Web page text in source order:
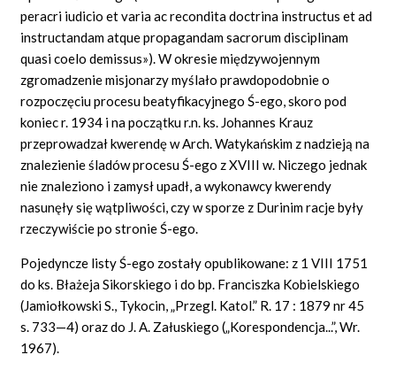
peracri iudicio et varia ac recondita doctrina instructus et ad
instructandam atque propagandam sacrorum disciplinam
quasi coelo demissus»). W okresie międzywojennym
zgromadzenie misjonarzy myślało prawdopodobnie o
rozpoczęciu procesu beatyfikacyjnego Ś-ego, skoro pod
koniec r. 1934 i na początku r.n. ks. Johannes Krauz
przeprowadzał kwerendę w Arch. Watykańskim z nadzieją na
znalezienie śladów procesu Ś-ego z XVIII w. Niczego jednak
nie znaleziono i zamysł upadł, a wykonawcy kwerendy
nasunęły się wątpliwości, czy w sporze z Durinim racje były
rzeczywiście po stronie Ś-ego.
Pojedyncze listy Ś-ego zostały opublikowane: z 1 VIII 1751
do ks. Błażeja Sikorskiego i do bp. Franciszka Kobielskiego
(Jamiołkowski S., Tykocin, „Przegl. Katol.” R. 17 : 1879 nr 45
s. 733—4) oraz do J. A. Załuskiego („Korespondencja...”, Wr.
1967).